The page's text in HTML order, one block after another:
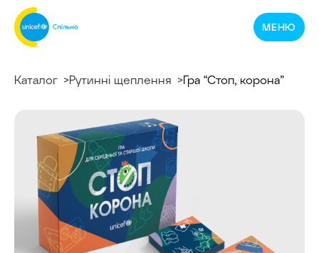
Спільнотека
ЮНІСЕФ
Україна
МЕНЮ
Каталог Рутинні щеплення Гра “Стоп, корона”